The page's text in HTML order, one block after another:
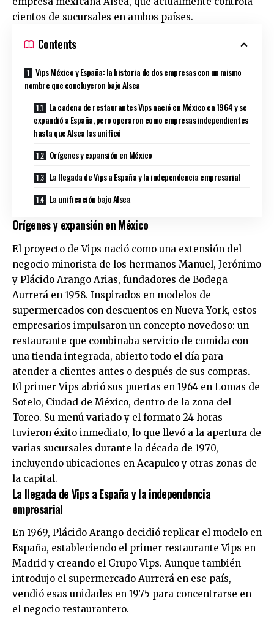
cientos de sucursales en ambos países.
Contents
Vips México y España: la historia de dos empresas con un mismo
nombre que concluyeron bajo Alsea
La cadena de restaurantes Vips nació en México en 1964 y se
expandió a España, pero operaron como empresas independientes
hasta que Alsea las unificó
Orígenes y expansión en México
La llegada de Vips a España y la independencia empresarial
La unificación bajo Alsea
Orígenes y expansión en México
El proyecto de Vips nació como una extensión del
negocio minorista de los hermanos Manuel, Jerónimo
y Plácido Arango Arias, fundadores de Bodega
Aurrerá en 1958. Inspirados en modelos de
supermercados con descuentos en Nueva York, estos
empresarios impulsaron un concepto novedoso: un
restaurante que combinaba servicio de comida con
una tienda integrada, abierto todo el día para
atender a clientes antes o después de sus compras.
El primer Vips abrió sus puertas en 1964 en Lomas de
Sotelo, Ciudad de México, dentro de la zona del
Toreo. Su menú variado y el formato 24 horas
tuvieron éxito inmediato, lo que llevó a la apertura de
varias sucursales durante la década de 1970,
incluyendo ubicaciones en Acapulco y otras zonas de
la capital.
La llegada de Vips a España y la independencia
empresarial
En 1969, Plácido Arango decidió replicar el modelo en
España, estableciendo el primer restaurante Vips en
Madrid y creando el Grupo Vips. Aunque también
introdujo el supermercado Aurrerá en ese país,
vendió esas unidades en 1975 para concentrarse en
el negocio restaurantero.